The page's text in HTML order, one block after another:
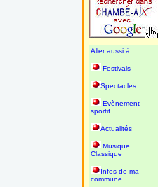
Aller aussi à :
Festivals
Spectacles
Evènement
sportif
Actualités
Musique
Classique
Infos de ma
commune